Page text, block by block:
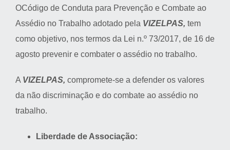
OCódigo de Conduta para Prevenção e Combate ao
Assédio no Trabalho adotado pela VIZELPAS, tem
como objetivo, nos termos da Lei n.º 73/2017, de 16 de
agosto prevenir e combater o assédio no trabalho.
A VIZELPAS, compromete-se a defender os valores
da não discriminação e do combate ao assédio no
trabalho.
Liberdade de Associação: